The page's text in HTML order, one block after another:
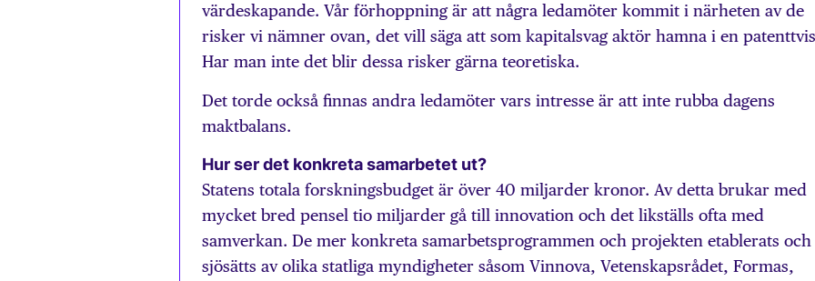
värdeskapande. Vår förhoppning är att några ledamöter kommit i närheten av de
risker vi nämner ovan, det vill säga att som kapitalsvag aktör hamna i en
Har man inte det blir dessa risker gärna teoretiska.
Det torde också finnas andra ledamöter vars intresse är att inte rubba dagens
maktbalans.
Hur ser det konkreta samarbetet ut?
Statens totala forskningsbudget är över 40 miljarder kronor. Av detta brukar med
mycket bred pensel tio miljarder gå till innovation och det likställs ofta med
samverkan. De mer konkreta samarbetsprogrammen och projekten etablerats och
sjösätts av olika statliga myndigheter såsom Vinnova, Vetenskapsrådet, Formas,